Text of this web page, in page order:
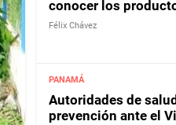
conocer los
Félix Chávez
PANAMÁ
Autoridades de
prevención ante el